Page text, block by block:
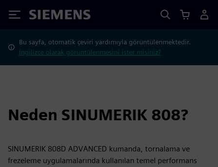
Siemens
Bu sayfa, otomatik çeviri yardımıyla görüntülenmektedir.
İngilizce olarak görüntülenmesini ister misiniz?
Neden SINUMERIK 808?
SINUMERIK 808D ADVANCED kumanda, tornalama ve
frezeleme uygulamalarında kullanılan temel performans